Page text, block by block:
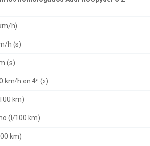
h)
h (s)
(s)
km/h en 4ª (s)
km)
(l/100 km)
km)